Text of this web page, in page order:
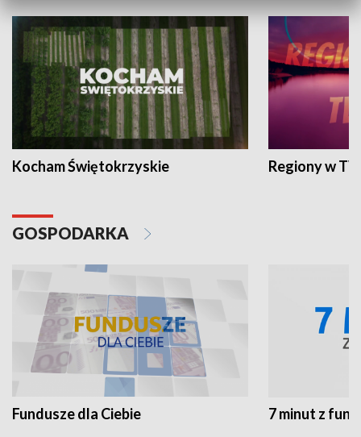
Kocham Świętokrzyskie Regiony w
GOSPODARKA
Fundusze dla Ciebie 7 minut z